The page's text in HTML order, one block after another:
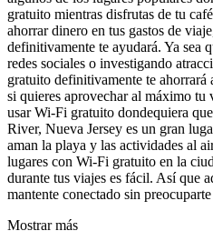
gratuito mientras disfrutas de tu
ahorrar dinero en tus gastos de
definitivamente te ayudará. Ya sea
redes sociales o investigando
gratuito definitivamente te ahorrará
si quieres aprovechar al máximo tu
usar Wi-Fi gratuito dondequiera
River, Nueva Jersey es un gran
aman la playa y las actividades al
lugares con Wi-Fi gratuito en la
durante tus viajes es fácil. Así que
mantente conectado sin
Mostrar más